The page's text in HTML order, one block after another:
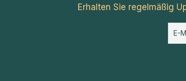
Erhalten Sie regelmäßig